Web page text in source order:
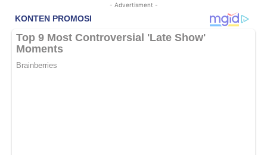
- Advertisment -